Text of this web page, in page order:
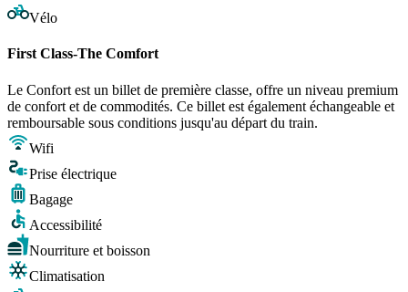
Vélo
First Class-The Comfort
Le Confort est un billet de première classe, offre un niveau premium
de confort et de commodités. Ce billet est également échangeable et
remboursable sous conditions jusqu'au départ du train.
Wifi
Prise électrique
Bagage
Accessibilité
Nourriture et boisson
Climatisation